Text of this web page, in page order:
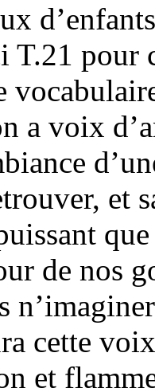
T.21 pour
a voix
et
de nos
cette
et